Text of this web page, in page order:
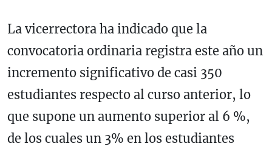
La vicerrectora ha indicado que la
convocatoria ordinaria registra este año un
incremento significativo de casi 350
estudiantes respecto al curso anterior, lo
que supone un aumento superior al 6 %,
de los cuales un 3% en los estudiantes